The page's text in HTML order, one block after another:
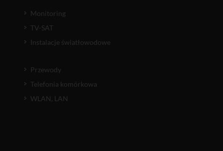
Monitoring
TV-SAT
Instalacje światłowodowe
Przewody
Telefonia komórkowa
WLAN, LAN